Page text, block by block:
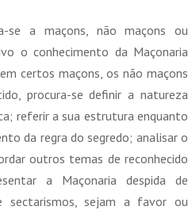
€.
se a maçons, não maçons ou
o conhecimento da Maçonaria
certos maçons, os não maçons
procura-se definir a natureza
referir a sua estrutura enquanto
da regra do segredo; analisar o
outros temas de reconhecido
a Maçonaria despida de
sectarismos, sejam a favor ou